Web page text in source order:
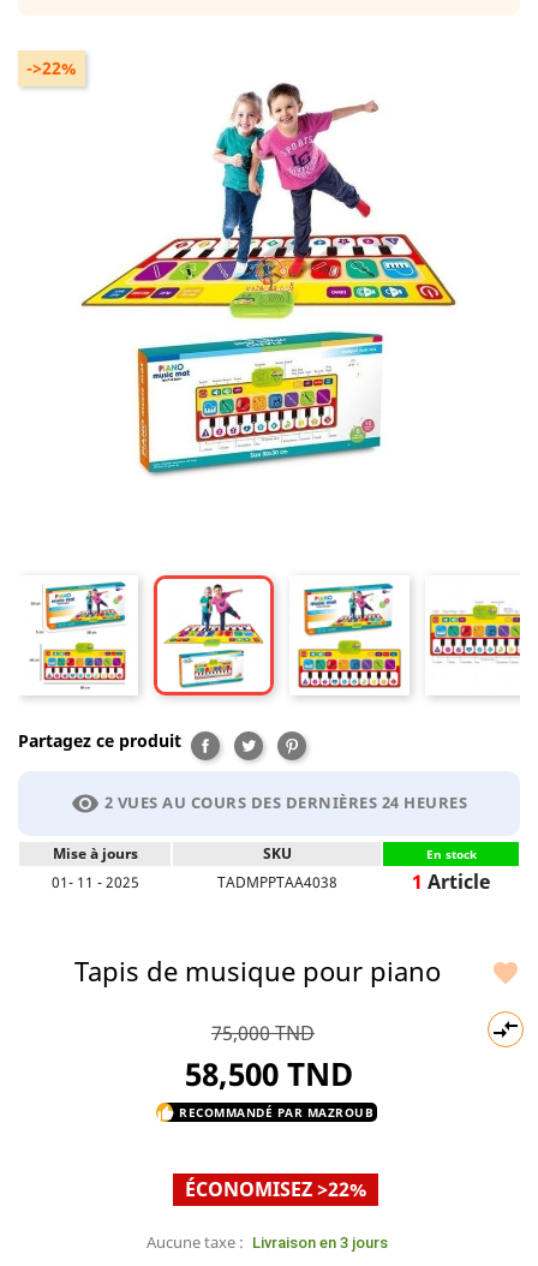
->22%
Partagez ce produit Partager
TweetPinterest
visibility 2 VUES AU COURS DES DERNIÈRES 24 HEURES
Mise à jours SKU En stock
01- 11 - 2025 TADMPPTAA4038 1 Article


Tapis de musique pour piano
75,000 TND
58,500 TND
thumb_up RECOMMANDÉ PAR MAZROUB
ÉCONOMISEZ >22%
Aucune taxe : Livraison en 3 jours